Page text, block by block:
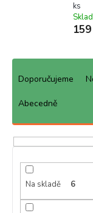
ks
Ř
p
Doporučujeme
Abecedně
Na skladě 6